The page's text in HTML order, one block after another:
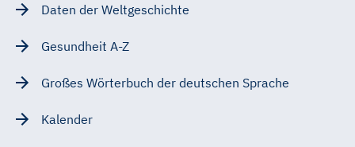
Daten der Weltgeschichte
Gesundheit A-Z
Großes Wörterbuch der deutschen Sprache
Kalender